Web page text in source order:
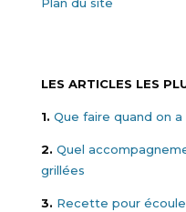
Plan du site
LES ARTICLES LES
1. Que faire quand on
2. Quel
grillées
3. Recette pour